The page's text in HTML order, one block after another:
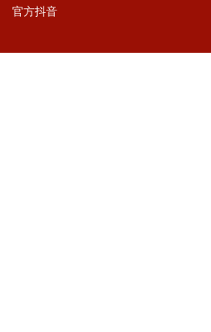
官方抖音